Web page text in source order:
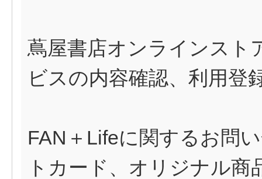
蔦屋書店オンラインスト
ビスの内容確認、利用登
FAN＋Lifeに関するお問
トカード、オリジナル商